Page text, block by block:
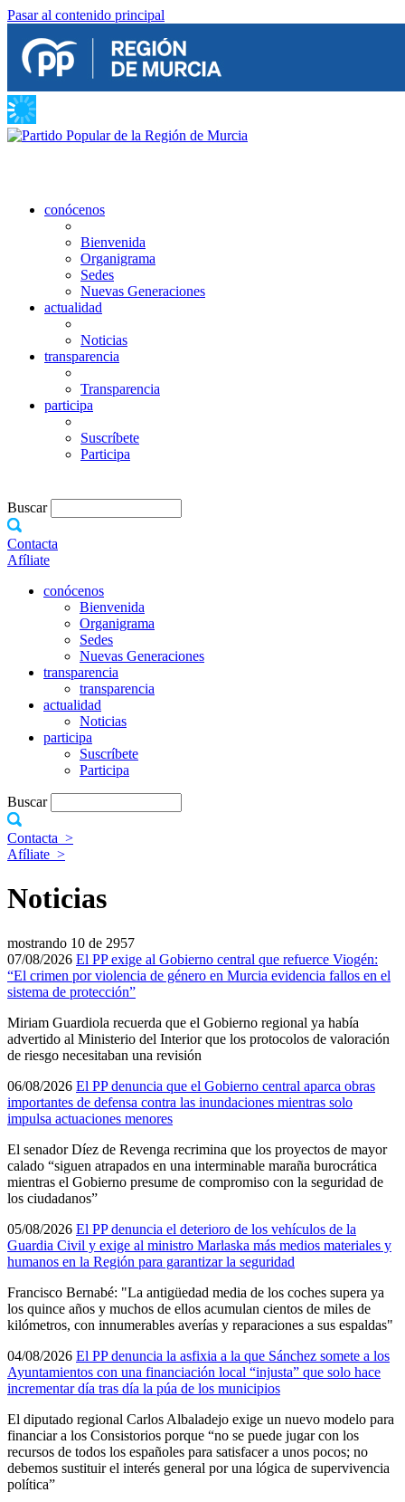
Pasar al contenido principal
conócenos
Bienvenida
Organigrama
Sedes
Nuevas Generaciones
actualidad
Noticias
transparencia
Transparencia
participa
Suscríbete
Participa
Buscar
Contacta
Afíliate
conócenos
Bienvenida
Organigrama
Sedes
Nuevas Generaciones
transparencia
transparencia
actualidad
Noticias
participa
Suscríbete
Participa
Buscar
Contacta >
Afíliate >
Noticias
mostrando 10 de 2957
07/08/2026 El PP exige al Gobierno central que refuerce Viogén:
“El crimen por violencia de género en Murcia evidencia fallos en el
sistema de protección”
Miriam Guardiola recuerda que el Gobierno regional ya había
advertido al Ministerio del Interior que los protocolos de valoración
de riesgo necesitaban una revisión
06/08/2026 El PP denuncia que el Gobierno central aparca obras
importantes de defensa contra las inundaciones mientras solo
impulsa actuaciones menores
El senador Díez de Revenga recrimina que los proyectos de mayor
calado “siguen atrapados en una interminable maraña burocrática
mientras el Gobierno presume de compromiso con la seguridad de
los ciudadanos”
05/08/2026 El PP denuncia el deterioro de los vehículos de la
Guardia Civil y exige al ministro Marlaska más medios materiales y
humanos en la Región para garantizar la seguridad
Francisco Bernabé: "La antigüedad media de los coches supera ya
los quince años y muchos de ellos acumulan cientos de miles de
kilómetros, con innumerables averías y reparaciones a sus espaldas"
04/08/2026 El PP denuncia la asfixia a la que Sánchez somete a los
Ayuntamientos con una financiación local “injusta” que solo hace
incrementar día tras día la púa de los municipios
El diputado regional Carlos Albaladejo exige un nuevo modelo para
financiar a los Consistorios porque “no se puede jugar con los
recursos de todos los españoles para satisfacer a unos pocos; no
debemos sustituir el interés general por una lógica de supervivencia
política”